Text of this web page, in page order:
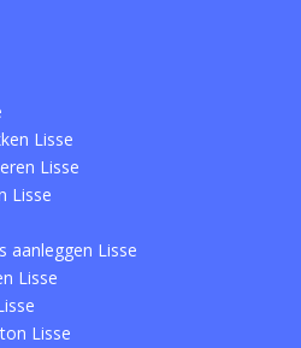
Lisse
Lisse
Lisse
aanleggen Lisse
Lisse
Lisse